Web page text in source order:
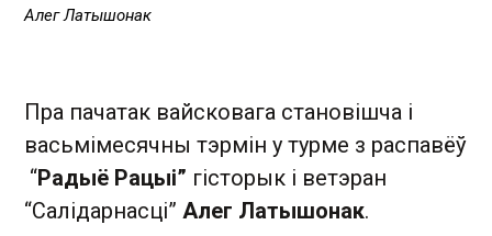
Алег Латышонак
Пра пачатак вайсковага становішча і
васьмімесячны тэрмін у турме з распавёў
“Радыё Рацыі” гісторык і ветэран
“Салідарнасці” Алег Латышонак.